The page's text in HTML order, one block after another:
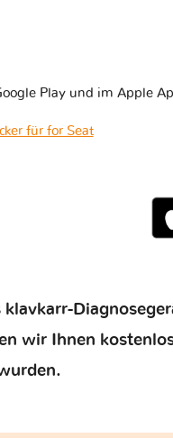
Play und im Apple
für for Seat
wir Ihnen